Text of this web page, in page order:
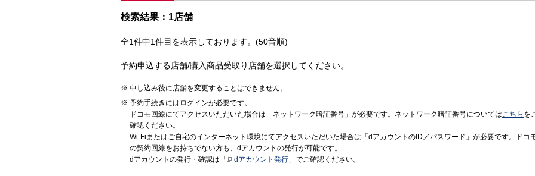
検索結果：1店舗
全1件中1件目を表示しております。(50音順)
予約申込する店舗/購入商品受取り店舗を選択してください。
申し込み後に店舗を変更することはできません。
予約手続きにはログインが必要です。
ドコモ回線にてアクセスいただいた場合は「ネットワーク暗証番号」が必要です。ネットワーク暗証番号についてはこちら を
確認ください。
Wi-Fiまたはご自宅のインターネット環境にてアクセスいただいた場合は「dアカウントのID／パスワード」が必要です。ドコ
の契約回線をお持ちでない方も、dアカウントの発行が可能です。
dアカウントの発行・確認は「
dアカウント発行 」でご確認ください。